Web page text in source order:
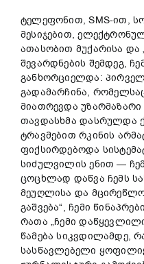
ტელეფონით, SMS-ით,
მესიჯებით,
ათასობით მუქარისა და
შევარდნების შემდეგ,
განხორციელდა:
გადამარჩინა,
მიათრევდა
თავდასხმა დასრულდა
ტრავმებით რკინის
ფიქსირდებოდა
სიძულვილის ენით —
ცოცხლად დაწვა ჩემს
მეუღლისა და
გაშვება“, ჩემი
რათა „ჩემი
წამება სიკვდილამდე,
სასწავლებელი